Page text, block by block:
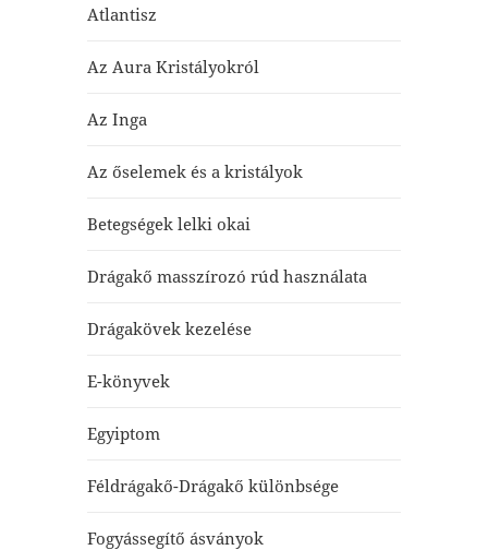
Atlantisz
Az Aura Kristályokról
Az Inga
Az őselemek és a kristályok
Betegségek lelki okai
Drágakő masszírozó rúd használata
Drágakövek kezelése
E-könyvek
Egyiptom
Féldrágakő-Drágakő különbsége
Fogyássegítő ásványok